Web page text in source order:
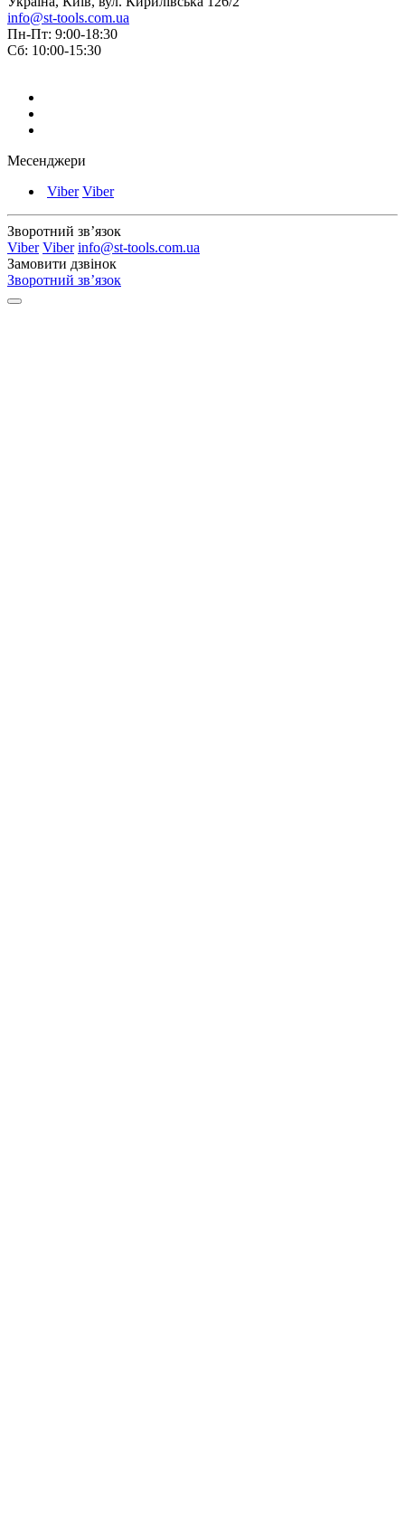
info@st-tools.com.ua
Пн-Пт: 9:00-18:30
Сб: 10:00-15:30
Месенджери
Viber Viber
Зворотний зв’язок
Viber Viber info@st-tools.com.ua
Замовити дзвінок
Зворотний зв’язок